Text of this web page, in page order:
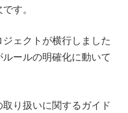
す。
ェクトが横行しました
ールの明確化に動いて
り扱いに関するガイド